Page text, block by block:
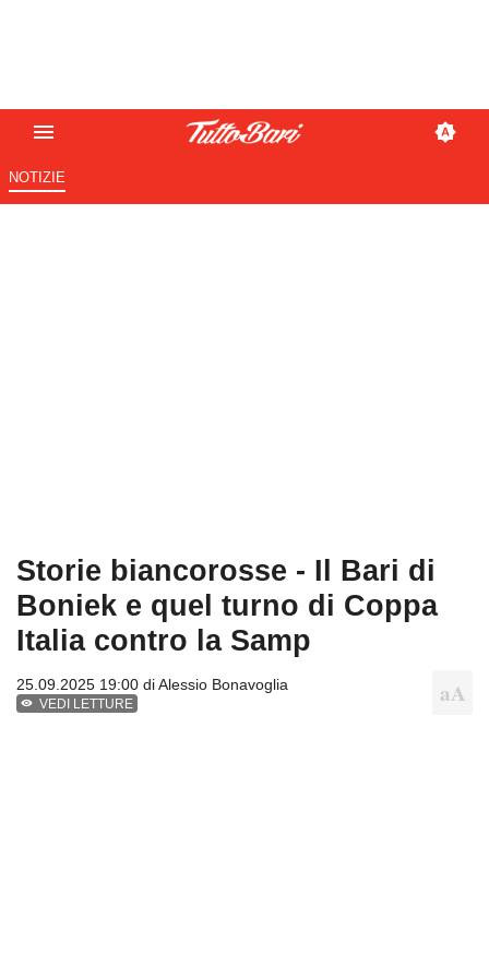
NOTIZIE
Storie biancorosse - Il Bari di
Boniek e quel turno di Coppa
Italia contro la Samp
25.09.2025 19:00 diAlessio Bonavoglia
VEDI LETTURE